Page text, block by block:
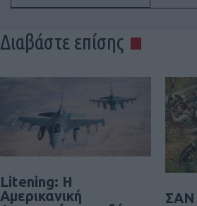
Διαβάστε επίσης
Litening: Η
Αμερικανική
ΣΑΝ